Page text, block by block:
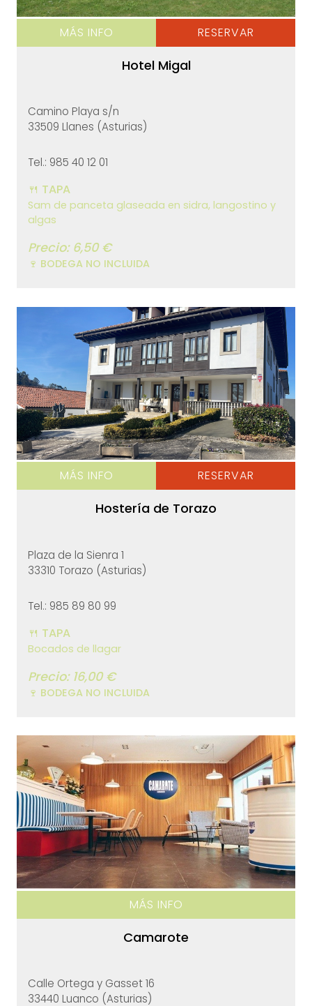
MÁS INFO RESERVAR
Hotel Migal
Camino Playa s/n
33509 Llanes (Asturias)
Tel.: 985 40 12 01
🍴 TAPA
Sam de panceta glaseada en sidra, langostino y
algas
Precio: 6,50 €
🍷 BODEGA NO INCLUIDA
MÁS INFO RESERVAR
Hostería de Torazo
Plaza de la Sienra 1
33310 Torazo (Asturias)
Tel.: 985 89 80 99
🍴 TAPA
Bocados de llagar
Precio: 16,00 €
🍷 BODEGA NO INCLUIDA
MÁS INFO
Camarote
Calle Ortega y Gasset 16
33440 Luanco (Asturias)